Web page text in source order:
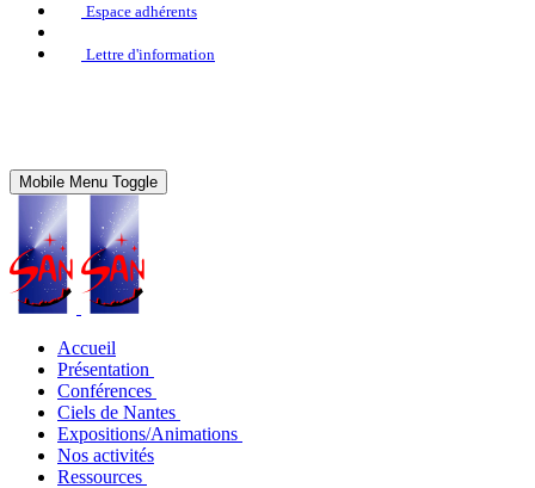
Espace adhérents
Lettre d'information
Mobile Menu Toggle
Accueil
Présentation
Conférences
Ciels de Nantes
Expositions/Animations
Nos activités
Ressources